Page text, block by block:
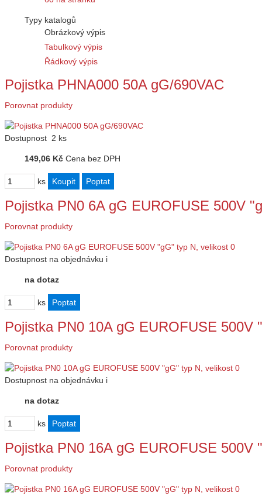
Typy katalogů
Obrázkový výpis
Tabulkový výpis
Řádkový výpis
Pojistka PHNA000 50A gG/690VAC
Porovnat produkty
Dostupnost 2 ks
149,06 Kč Cena bez DPH
ks
Pojistka PN0 6A gG EUROFUSE 500V
Porovnat produkty
Dostupnost na objednávku i
na dotaz
ks
Pojistka PN0 10A gG EUROFUSE
Porovnat produkty
Dostupnost na objednávku i
na dotaz
ks
Pojistka PN0 16A gG EUROFUSE
Porovnat produkty